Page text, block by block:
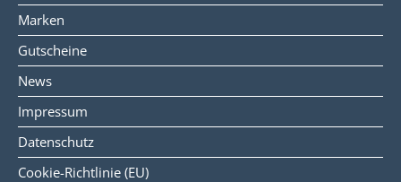
Marken
Gutscheine
News
Impressum
Datenschutz
Cookie-Richtlinie (EU)